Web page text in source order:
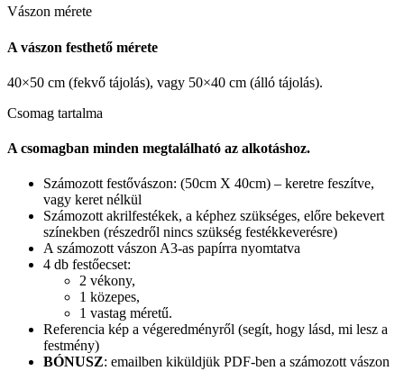
Vászon mérete
A vászon festhető mérete
40×50 cm (fekvő tájolás), vagy 50×40 cm (álló tájolás).
Csomag tartalma
A csomagban minden megtalálható az alkotáshoz.
Számozott festővászon: (50cm X 40cm) – keretre feszítve,
vagy keret nélkül
Számozott akrilfestékek, a képhez szükséges, előre bekevert
színekben (részedről nincs szükség festékkeverésre)
A számozott vászon A3-as papírra nyomtatva
4 db festőecset:
2 vékony,
1 közepes,
1 vastag méretű.
Referencia kép a végeredményről (segít, hogy lásd, mi lesz a
festmény)
BÓNUSZ: emailben kiküldjük PDF-ben a számozott vászon